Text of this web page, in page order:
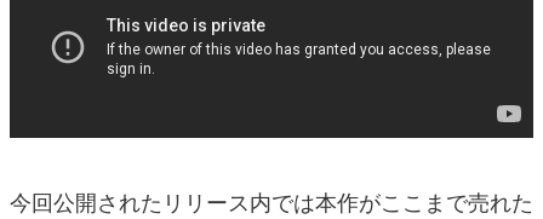
今回公開されたリリース内では本作がここまで売れた